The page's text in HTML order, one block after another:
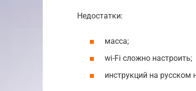
Недостатки:
масса;
wi-Fi сложно настроить;
инструкций на русском